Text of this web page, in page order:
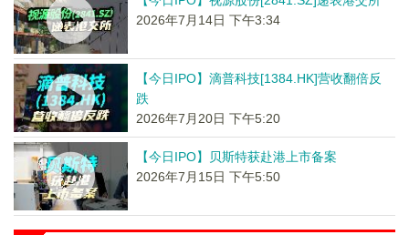
2026年7月14日 下午3:34
【今日IPO】滴普科技[1384.HK]营收翻倍反
跌
2026年7月20日 下午5:20
【今日IPO】贝斯特获赴港上市备案
2026年7月15日 下午5:50